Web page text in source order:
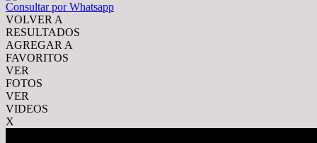
Consultar por Whatsapp
VOLVER A
RESULTADOS
AGREGAR A
FAVORITOS
VER
FOTOS
VER
VIDEOS
X